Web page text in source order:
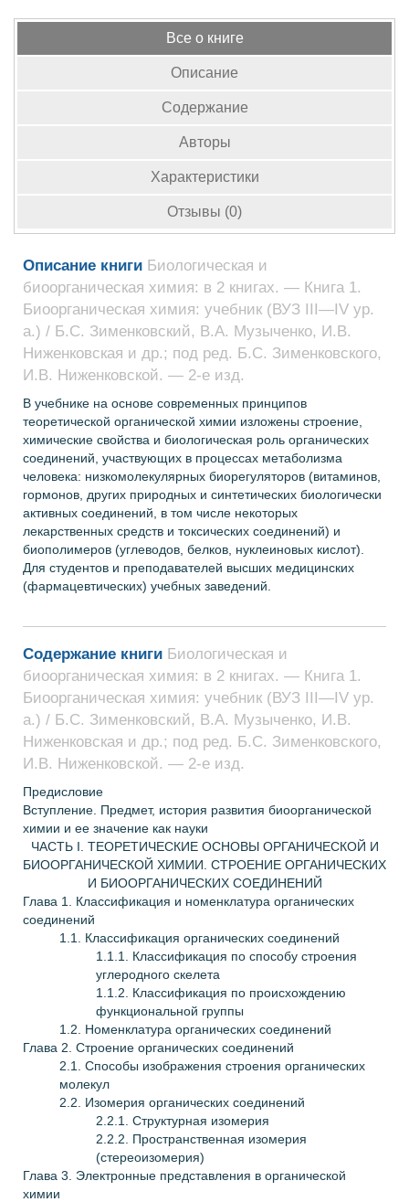
Все о книге
Описание
Содержание
Авторы
Характеристики
Отзывы (0)
Описание книги Биологическая и
биоорганическая химия: в 2 книгах. — Книга 1.
Биоорганическая химия: учебник (ВУЗ ІІІ—ІV ур.
а.) / Б.С. Зименковский, В.А. Музыченко, И.В.
Ниженковская и др.; под ред. Б.С. Зименковского,
И.В. Ниженковской. — 2-е изд.
В учебнике на основе современных принципов
теоретической органической химии изложены строение,
химические свойства и биологическая роль органических
соединений, участвующих в процессах метаболизма
человека: низкомолекулярных биорегуляторов (витаминов,
гормонов, других природных и синтетических биологически
активных соединений, в том числе некоторых
лекарственных средств и токсических соединений) и
биополимеров (углеводов, белков, нуклеиновых кислот).
Для студентов и преподавателей высших медицинских
(фармацевтических) учебных заведений.
Содержание книги Биологическая и
биоорганическая химия: в 2 книгах. — Книга 1.
Биоорганическая химия: учебник (ВУЗ ІІІ—ІV ур.
а.) / Б.С. Зименковский, В.А. Музыченко, И.В.
Ниженковская и др.; под ред. Б.С. Зименковского,
И.В. Ниженковской. — 2-е изд.
Предисловие
Вступление. Предмет, история развития биоорганической
химии и ее значение как науки
ЧАСТЬ I. ТЕОРЕТИЧЕСКИЕ ОСНОВЫ ОРГАНИЧЕСКОЙ И
БИООРГАНИЧЕСКОЙ ХИМИИ. СТРОЕНИЕ ОРГАНИЧЕСКИХ
И БИООРГАНИЧЕСКИХ СОЕДИНЕНИЙ
Глава 1. Классификация и номенклатура органических
соединений
1.1. Классификация органических соединений
1.1.1. Классификация по способу строения
углеродного скелета
1.1.2. Классификация по происхождению
функциональной группы
1.2. Номенклатура органических соединений
Глава 2. Строение органических соединений
2.1. Способы изображения строения органических
молекул
2.2. Изомерия органических соединений
2.2.1. Структурная изомерия
2.2.2. Пространственная изомерия
(стереоизомерия)
Глава 3. Электронные представления в органической
химии